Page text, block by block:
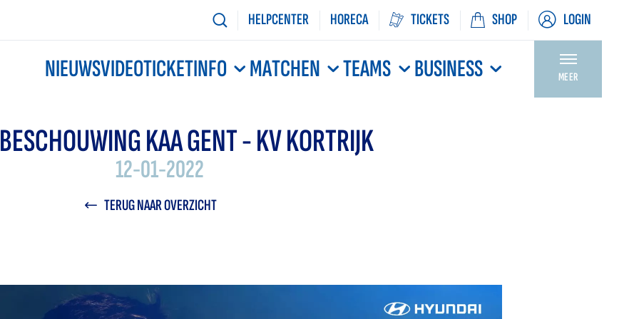
HELPCENTER HORECA TICKETS SHOP LOGIN
NIEUWSVIDEOTICKETINFO MATCHEN TEAMS BUSINESS MEER
KAA GENT - KV KORTRIJK
12-01-2022
TERUG NAAR OVERZICHT